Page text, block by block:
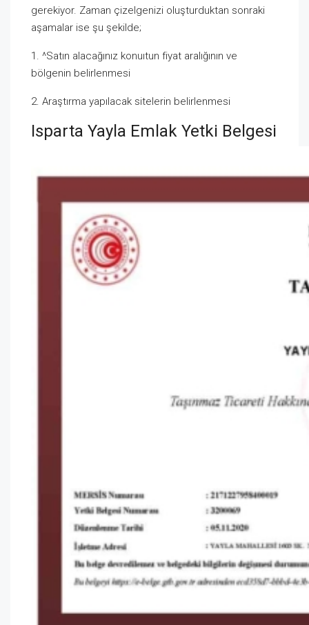
gerekiyor. Zaman çizelgenizi oluşturduktan sonraki
aşamalar ise şu şekilde;
1. ^Satın alacağınız konuıtun fiyat aralığının ve
bölgenin belirlenmesi
2. Araştırma yapılacak sitelerin belirlenmesi
Isparta Yayla Emlak Yetki Belgesi